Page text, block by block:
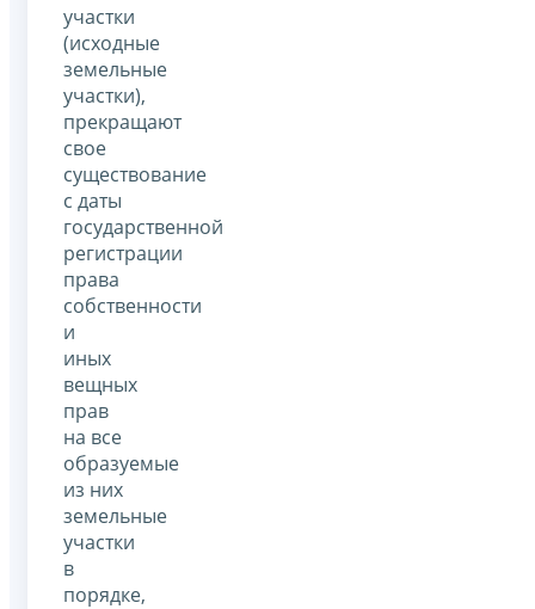
участки
(исходные
земельные
участки),
прекращают
свое
существование
с даты
государственной
регистрации
права
собственности
и
иных
вещных
прав
на все
образуемые
из них
земельные
участки
в
порядке,